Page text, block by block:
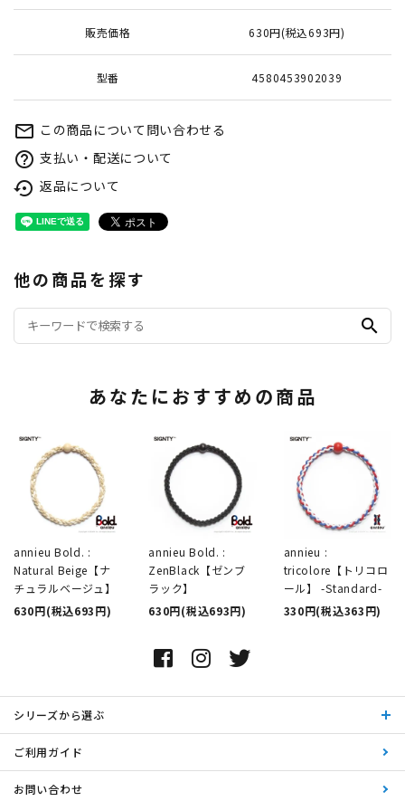
販売価格 630円(税込693円)
型番 4580453902039
mail_outline この商品について問い合わせる
help_outline 支払い・配送について
settings_backup_restore 返品について
他の商品を探す
search
あなたにおすすめの商品
annieu Bold. :
Natural Beige【ナ
チュラルベージュ】
630円(税込693円)
annieu Bold. :
ZenBlack【ゼンブ
ラック】
630円(税込693円)
annieu :
tricolore【トリコロ
ール】 -Standard-
330円(税込363円)
シリーズから選ぶ
ご利用ガイド
お問い合わせ